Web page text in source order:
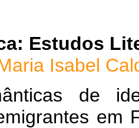
Estudos
Isabel
de